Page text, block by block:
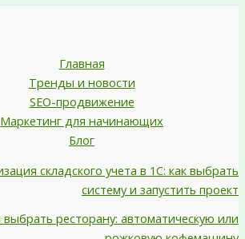
Главная
Тренды и новости
SEO-продвижение
Маркетинг для начинающих
Блог
складского учета в 1С: как выбрать
систему и запустить проект
выбрать ресторану: автоматическую или